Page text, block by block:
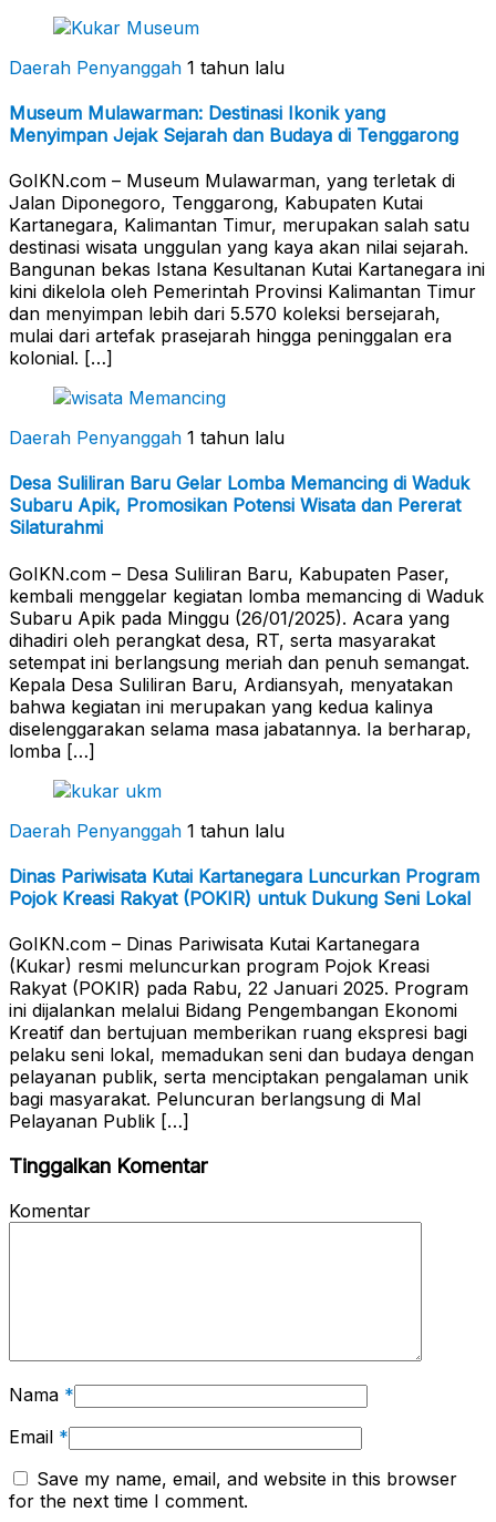
Daerah Penyanggah 1 tahun lalu
Museum Mulawarman: Destinasi Ikonik yang
Menyimpan Jejak Sejarah dan Budaya di Tenggarong
GoIKN.com – Museum Mulawarman, yang terletak di
Jalan Diponegoro, Tenggarong, Kabupaten Kutai
Kartanegara, Kalimantan Timur, merupakan salah satu
destinasi wisata unggulan yang kaya akan nilai sejarah.
Bangunan bekas Istana Kesultanan Kutai Kartanegara ini
kini dikelola oleh Pemerintah Provinsi Kalimantan Timur
dan menyimpan lebih dari 5.570 koleksi bersejarah,
mulai dari artefak prasejarah hingga peninggalan era
kolonial. […]
Daerah Penyanggah 1 tahun lalu
Desa Suliliran Baru Gelar Lomba Memancing di Waduk
Subaru Apik, Promosikan Potensi Wisata dan Pererat
Silaturahmi
GoIKN.com – Desa Suliliran Baru, Kabupaten Paser,
kembali menggelar kegiatan lomba memancing di Waduk
Subaru Apik pada Minggu (26/01/2025). Acara yang
dihadiri oleh perangkat desa, RT, serta masyarakat
setempat ini berlangsung meriah dan penuh semangat.
Kepala Desa Suliliran Baru, Ardiansyah, menyatakan
bahwa kegiatan ini merupakan yang kedua kalinya
diselenggarakan selama masa jabatannya. Ia berharap,
lomba […]
Daerah Penyanggah 1 tahun lalu
Dinas Pariwisata Kutai Kartanegara Luncurkan Program
Pojok Kreasi Rakyat (POKIR) untuk Dukung Seni Lokal
GoIKN.com – Dinas Pariwisata Kutai Kartanegara
(Kukar) resmi meluncurkan program Pojok Kreasi
Rakyat (POKIR) pada Rabu, 22 Januari 2025. Program
ini dijalankan melalui Bidang Pengembangan Ekonomi
Kreatif dan bertujuan memberikan ruang ekspresi bagi
pelaku seni lokal, memadukan seni dan budaya dengan
pelayanan publik, serta menciptakan pengalaman unik
bagi masyarakat. Peluncuran berlangsung di Mal
Pelayanan Publik […]
Tinggalkan Komentar
Komentar
Nama *
Email *
Save my name, email, and website in this browser
for the next time I comment.